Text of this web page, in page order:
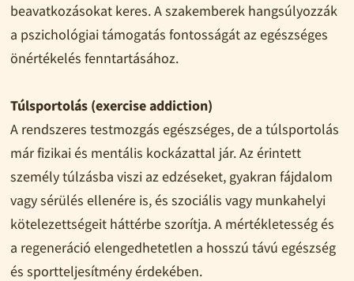
beavatkozásokat keres. A szakemberek hangsúlyozzák
a pszichológiai támogatás fontosságát az egészséges
önértékelés fenntartásához.
Túlsportolás (exercise addiction)
A rendszeres testmozgás egészséges, de a túlsportolás
már fizikai és mentális kockázattal jár. Az érintett
személy túlzásba viszi az edzéseket, gyakran fájdalom
vagy sérülés ellenére is, és szociális vagy munkahelyi
kötelezettségeit háttérbe szorítja. A mértékletesség és
a regeneráció elengedhetetlen a hosszú távú egészség
és sportteljesítmény érdekében.